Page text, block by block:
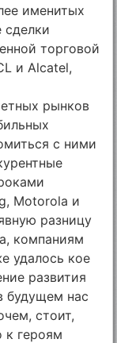
именитых
сделки
торговой
и Alcatel,
рынков
с ними
Motorola и
разницу
компаниям
удалось кое
развития
будущем нас
стоит,
к героям